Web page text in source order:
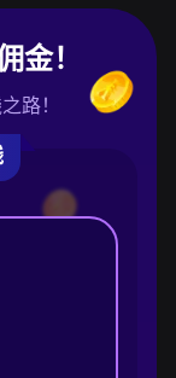
金！
路！